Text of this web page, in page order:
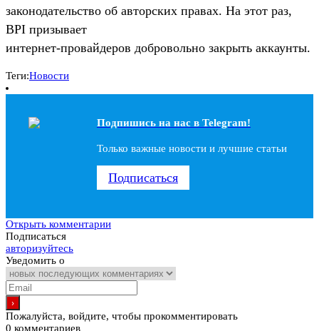
законодательство об авторских правах. На этот раз,
BPI призывает
интернет-провайдеров добровольно закрыть аккаунты.
Теги:Новости
Подпишись на наc в Telegram!
Только важные новости и лучшие статьи
Подписаться
Открыть комментарии
Подписаться
авторизуйтесь
Уведомить о
Пожалуйста, войдите, чтобы прокомментировать
0 комментариев